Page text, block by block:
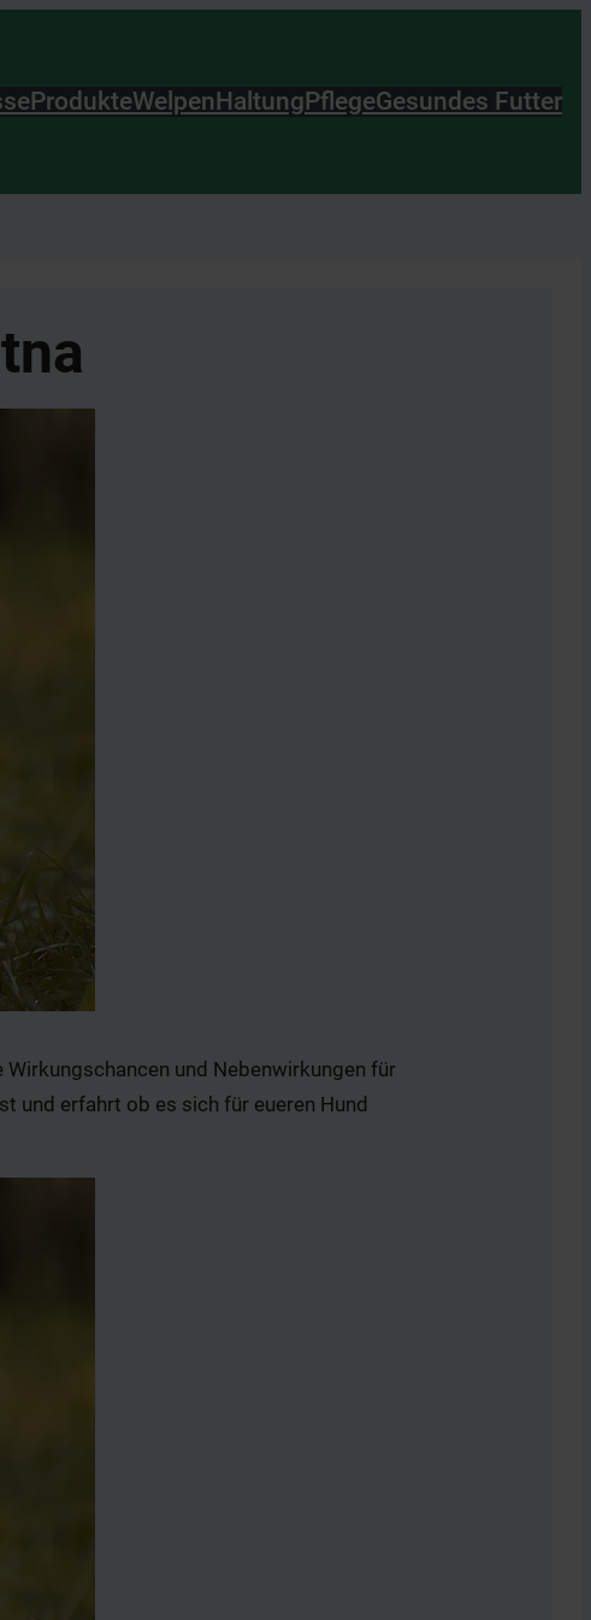
ProdukteWelpenHaltungPflegeGesundes Futter
und Nebenwirkungen für
und erfahrt ob es sich für eueren Hund